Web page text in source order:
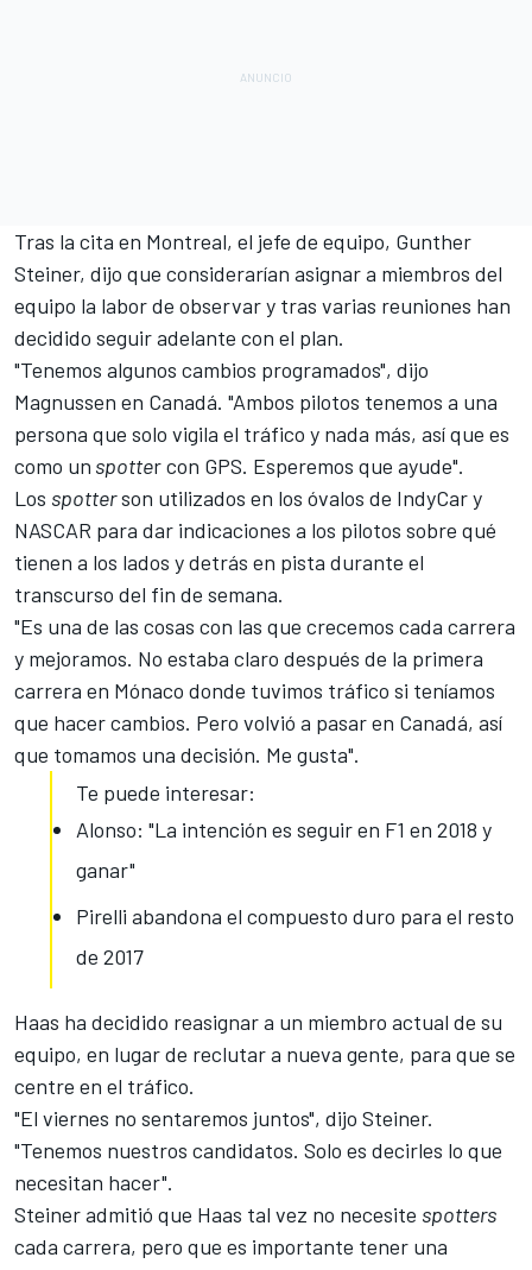
Tras la cita en Montreal, el jefe de equipo, Gunther
Steiner, dijo que considerarían asignar a miembros del
equipo la labor de observar y tras varias reuniones han
decidido seguir adelante con el plan.
"Tenemos algunos cambios programados", dijo
Magnussen en Canadá. "Ambos pilotos tenemos a una
persona que solo vigila el tráfico y nada más, así que es
como un spotter con GPS. Esperemos que ayude".
Los spotterson utilizados en los óvalos de IndyCar y
NASCAR para dar indicaciones a los pilotos sobre qué
tienen a los lados y detrás en pista durante el
transcurso del fin de semana.
"Es una de las cosas con las que crecemos cada carrera
y mejoramos. No estaba claro después de la primera
carrera en Mónaco donde tuvimos tráfico si teníamos
que hacer cambios. Pero volvió a pasar en Canadá, así
que tomamos una decisión. Me gusta".
Te puede interesar:
Alonso: "La intención es seguir en F1 en 2018 y
ganar"
Pirelli abandona el compuesto duro para el resto
de 2017
Haas ha decidido reasignar a un miembro actual de su
equipo, en lugar de reclutar a nueva gente, para que se
centre en el tráfico.
"El viernes no sentaremos juntos", dijo Steiner.
"Tenemos nuestros candidatos. Solo es decirles lo que
necesitan hacer".
Steiner admitió que Haas tal vez no necesite spotters
cada carrera, pero que es importante tener una